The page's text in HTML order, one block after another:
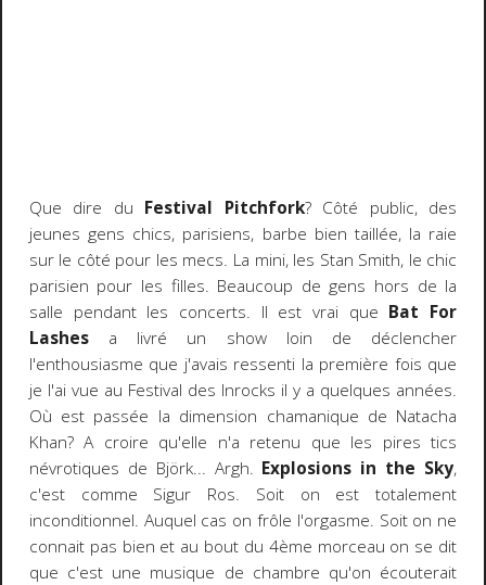
Que dire du Festival Pitchfork? Côté public, des
jeunes gens chics, parisiens, barbe bien taillée, la raie
sur le côté pour les mecs. La mini, les Stan Smith, le chic
parisien pour les filles. Beaucoup de gens hors de la
salle pendant les concerts. Il est vrai que Bat For
Lashesa livré un show loin de déclencher
l'enthousiasme que j'avais ressenti la première fois que
je l'ai vue au Festival des Inrocks il y a quelques années.
Où est passée la dimension chamanique de Natacha
Khan? A croire qu'elle n'a retenu que les pires tics
névrotiques de Björk... Argh. Explosions in the Sky,
c'est comme Sigur Ros. Soit on est totalement
inconditionnel. Auquel cas on frôle l'orgasme. Soit on ne
connait pas bien et au bout du 4ème morceau on se dit
que c'est une musique de chambre qu'on écouterait